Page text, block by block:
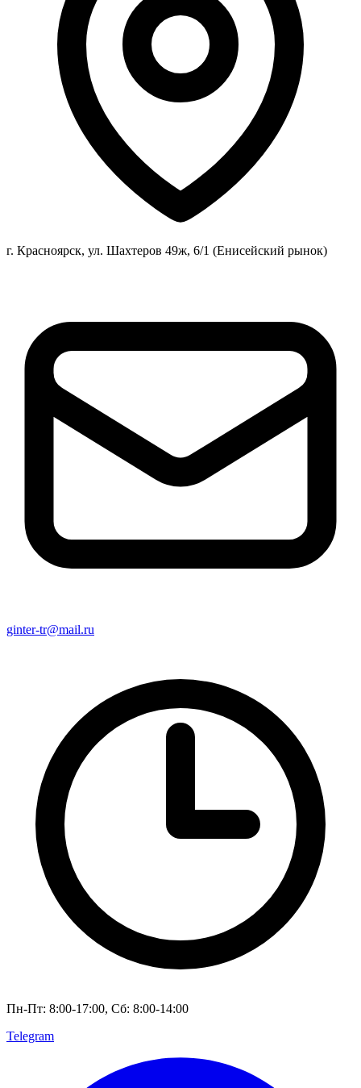
г. Красноярск, ул. Шахтеров 49ж, 6/1 (Енисейский рынок)
ginter-tr@mail.ru
Пн-Пт: 8:00-17:00, Сб: 8:00-14:00
Telegram